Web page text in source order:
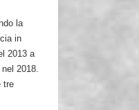
la
in
2013 a
2018.
tre